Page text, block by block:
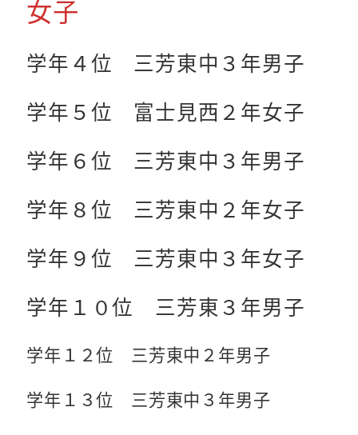
女子
学年４位 三芳東中３年男子
学年５位 富士見西２年女子
学年６位 三芳東中３年男子
学年８位 三芳東中２年女子
学年９位 三芳東中３年女子
学年１０位 三芳東３年男子
学年１２位 三芳東中２年男子
学年１３位 三芳東中３年男子